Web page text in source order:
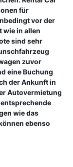
für
vor der
wie in allen
sind sehr
zuvor
eine Buchung
der Ankunft in
Autovermietung
wie das
ebenso